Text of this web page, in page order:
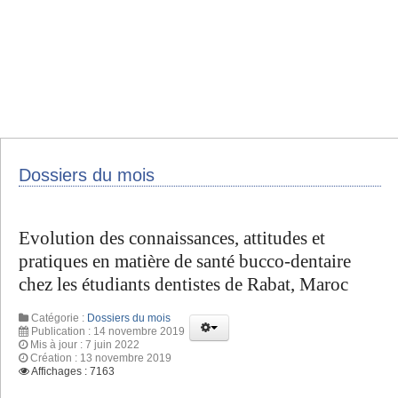
Dossiers du mois
Evolution des connaissances, attitudes et
pratiques en matière de santé bucco-dentaire
chez les étudiants dentistes de Rabat, Maroc
Catégorie : Dossiers du mois
Publication : 14 novembre 2019
Mis à jour : 7 juin 2022
Création : 13 novembre 2019
Affichages : 7163